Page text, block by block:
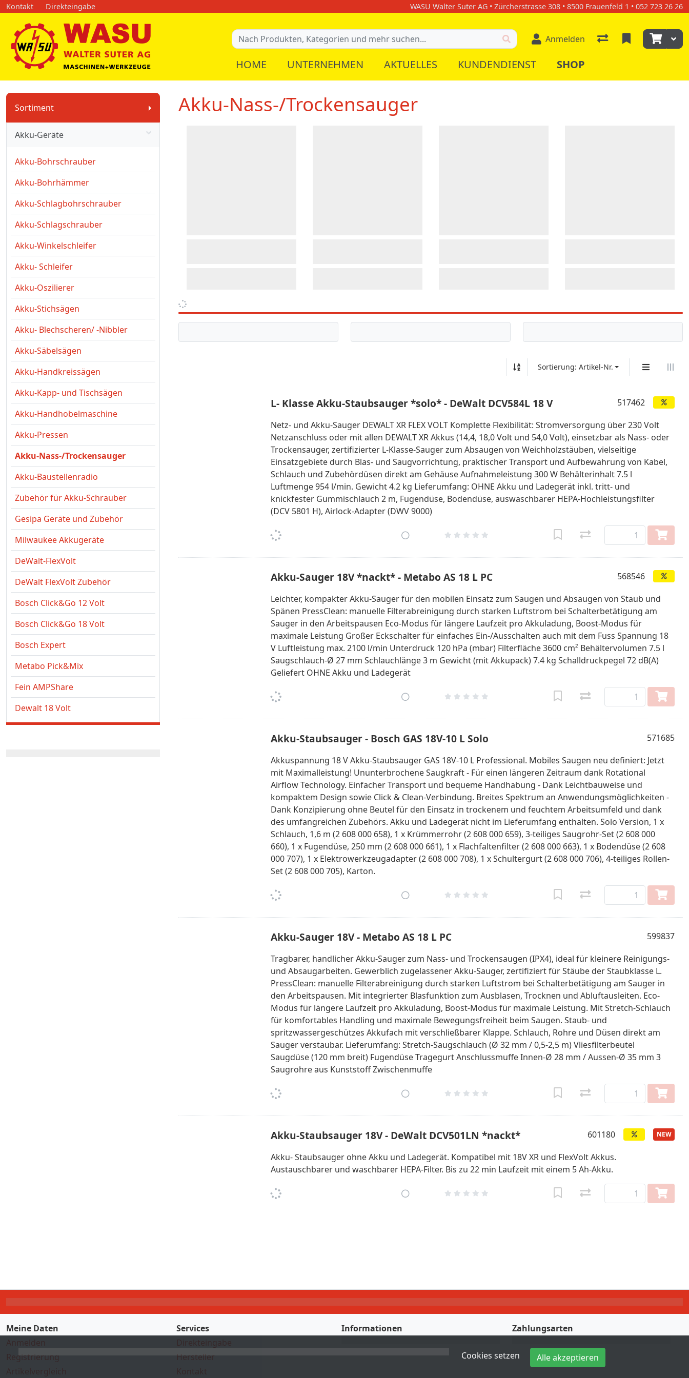
Kontakt Direkteingabe WASU Walter Suter AG • Zürcherstrasse 308 • 8500 Frauenfeld 1 • 052 723 26 26
Anmelden
HOME UNTERNEHMEN AKTUELLES KUNDENDIENST SHOP
Sortiment
Akku-Geräte
Akku-Bohrschrauber
Akku-Bohrhämmer
Akku-Schlagbohrschrauber
Akku-Schlagschrauber
Akku-Winkelschleifer
Akku- Schleifer
Akku-Oszilierer
Akku-Stichsägen
Akku- Blechscheren/ -Nibbler
Akku-Säbelsägen
Akku-Handkreissägen
Akku-Kapp- und Tischsägen
Akku-Handhobelmaschine
Akku-Pressen
Akku-Nass-/Trockensauger
Akku-Baustellenradio
Zubehör für Akku-Schrauber
Gesipa Geräte und Zubehör
Milwaukee Akkugeräte
DeWalt-FlexVolt
DeWalt FlexVolt Zubehör
Bosch Click&Go 12 Volt
Bosch Click&Go 18 Volt
Bosch Expert
Metabo Pick&Mix
Fein AMPShare
Dewalt 18 Volt
Akku-Nass-/Trockensauger
Sortierung: Artikel-Nr.
517462
L- Klasse Akku-Staubsauger *solo* - DeWalt DCV584L 18 V
Netz- und Akku-Sauger DEWALT XR FLEX VOLT Komplette Flexibilität: Stromversorgung über 230 Volt
Netzanschluss oder mit allen DEWALT XR Akkus (14,4, 18,0 Volt und 54,0 Volt), einsetzbar als Nass- oder
Trockensauger, zertifizierter L-Klasse-Sauger zum Absaugen von Weichholzstäuben, vielseitige
Einsatzgebiete durch Blas- und Saugvorrichtung, praktischer Transport und Aufbewahrung von Kabel,
Schlauch und Zubehördüsen direkt am Gehäuse Aufnahmeleistung 300 W Behälterinhalt 7.5 l
Luftmenge 954 l/min. Gewicht 4.2 kg Lieferumfang: OHNE Akku und Ladegerät inkl. tritt- und
knickfester Gummischlauch 2 m, Fugendüse, Bodendüse, auswaschbarer HEPA-Hochleistungsfilter
(DCV 5801 H), Airlock-Adapter (DWV 9000)
568546
Akku-Sauger 18V *nackt* - Metabo AS 18 L PC
Leichter, kompakter Akku-Sauger für den mobilen Einsatz zum Saugen und Absaugen von Staub und
Spänen PressClean: manuelle Filterabreinigung durch starken Luftstrom bei Schalterbetätigung am
Sauger in den Arbeitspausen Eco-Modus für längere Laufzeit pro Akkuladung, Boost-Modus für
maximale Leistung Großer Eckschalter für einfaches Ein-/Ausschalten auch mit dem Fuss Spannung 18
V Luftleistung max. 2100 l/min Unterdruck 120 hPa (mbar) Filterfläche 3600 cm² Behältervolumen 7.5 l
Saugschlauch-Ø 27 mm Schlauchlänge 3 m Gewicht (mit Akkupack) 7.4 kg Schalldruckpegel 72 dB(A)
Geliefert OHNE Akku und Ladegerät
571685
Akku-Staubsauger - Bosch GAS 18V-10 L Solo
Akkuspannung 18 V Akku-Staubsauger GAS 18V-10 L Professional. Mobiles Saugen neu definiert: Jetzt
mit Maximalleistung! Ununterbrochene Saugkraft - Für einen längeren Zeitraum dank Rotational
Airflow Technology. Einfacher Transport und bequeme Handhabung - Dank Leichtbauweise und
kompaktem Design sowie Click & Clean-Verbindung. Breites Spektrum an Anwendungsmöglichkeiten -
Dank Konzipierung ohne Beutel für den Einsatz in trockenem und feuchtem Arbeitsumfeld und dank
des umfangreichen Zubehörs. Akku und Ladegerät nicht im Lieferumfang enthalten. Solo Version, 1 x
Schlauch, 1,6 m (2 608 000 658), 1 x Krümmerrohr (2 608 000 659), 3-teiliges Saugrohr-Set (2 608 000
660), 1 x Fugendüse, 250 mm (2 608 000 661), 1 x Flachfaltenfilter (2 608 000 663), 1 x Bodendüse (2 608
000 707), 1 x Elektrowerkzeugadapter (2 608 000 708), 1 x Schultergurt (2 608 000 706), 4-teiliges Rollen-
Set (2 608 000 705), Karton.
599837
Akku-Sauger 18V - Metabo AS 18 L PC
Tragbarer, handlicher Akku-Sauger zum Nass- und Trockensaugen (IPX4), ideal für kleinere Reinigungs-
und Absaugarbeiten. Gewerblich zugelassener Akku-Sauger, zertifiziert für Stäube der Staubklasse L.
PressClean: manuelle Filterabreinigung durch starken Luftstrom bei Schalterbetätigung am Sauger in
den Arbeitspausen. Mit integrierter Blasfunktion zum Ausblasen, Trocknen und Abluftausleiten. Eco-
Modus für längere Laufzeit pro Akkuladung, Boost-Modus für maximale Leistung. Mit Stretch-Schlauch
für komfortables Handling und maximale Bewegungsfreiheit beim Saugen. Staub- und
spritzwassergeschützes Akkufach mit verschließbarer Klappe. Schlauch, Rohre und Düsen direkt am
Sauger verstaubar. Lieferumfang: Stretch-Saugschlauch (Ø 32 mm / 0,5-2,5 m) Vliesfilterbeutel
Saugdüse (120 mm breit) Fugendüse Tragegurt Anschlussmuffe Innen-Ø 28 mm / Aussen-Ø 35 mm 3
Saugrohre aus Kunststoff Zwischenmuffe
601180
Akku-Staubsauger 18V - DeWalt DCV501LN *nackt*
Akku- Staubsauger ohne Akku und Ladegerät. Kompatibel mit 18V XR und FlexVolt Akkus.
Austauschbarer und waschbarer HEPA-Filter. Bis zu 22 min Laufzeit mit einem 5 Ah-Akku.
Meine Daten
Registrierung
Services
Hersteller
Informationen Zahlungsarten
Cookies setzen Alle akzeptieren